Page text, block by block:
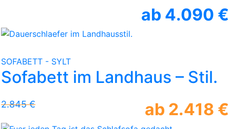
ab 4.090 €
SOFABETT - SYLT
Sofabett im Landhaus – Stil.
2.845 € ab 2.418 €